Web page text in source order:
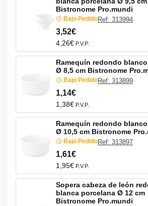
Bistronome Pro.mundi
Bajo PedidoRef: 313994
3,52€
4,26€ P.V.P.
Ramequín redondo
Ø 8,5 cm Bistronome
Bajo PedidoRef: 313899
1,14€
1,38€ P.V.P.
Ramequín redondo
Ø 10,5 cm Bistronome
Bajo PedidoRef: 313897
1,61€
1,95€ P.V.P.
Sopera cabeza de león
blanca porcelana Ø 12 cm
Bistronome Pro.mundi